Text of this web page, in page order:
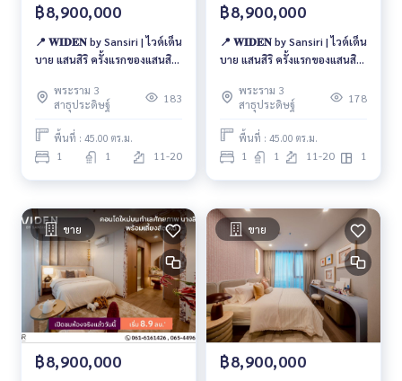
฿8,900,000
📍 𝐖𝐈𝐃𝐄𝐍 by Sansiri | ไวด์เด็น
บาย แสนสิริ ครั้งแรกของแสนสิริ
และเลี้ยงสัตว์ได้จริง 🐶
พระราม 3
สาธุประดิษฐ์
183
พื้นที่ : 45.00 ตร.ม.
1 1 11-20
฿8,900,000
📍 𝐖𝐈𝐃𝐄𝐍 by Sansiri | ไวด์เด็น
บาย แสนสิริ ครั้งแรกของแสนสิริ
และเลี้ยงสัตว์ได้จริง 🐶
พระราม 3
สาธุประดิษฐ์
178
พื้นที่ : 45.00 ตร.ม.
1 1 11-20 1
ขาย
฿8,900,000
ขาย
฿8,900,000